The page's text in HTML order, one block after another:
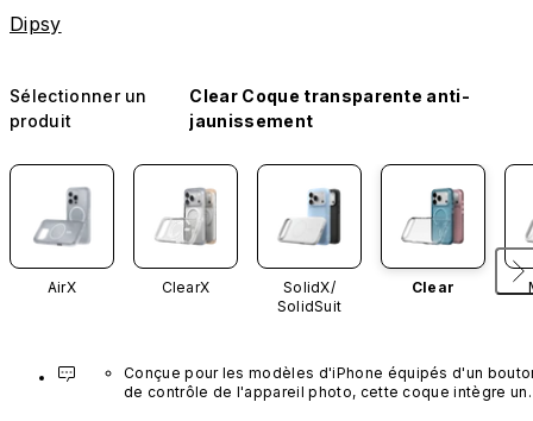
Dipsy
Sélectionner un
produit
Clear Coque transparente anti-
jaunissement
AirX ClearX
SolidX/
SolidSuit
Clear
Conçue pour les modèles d'iPhone équipés d'un
de contrôle de l'appareil photo, cette coque intègre un